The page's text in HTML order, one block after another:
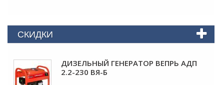
СКИДКИ
ДИЗЕЛЬНЫЙ ГЕНЕРАТОР ВЕПРЬ АДП
2.2-230 ВЯ-Б